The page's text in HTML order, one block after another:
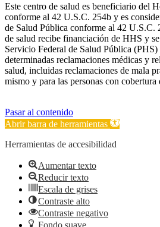
Este centro de salud es beneficiario del
conforme al 42 U.S.C. 254b y es
de Salud Pública conforme al 42 U.S.C.
de salud recibe financiación de HHS y
Servicio Federal de Salud Pública (PHS)
determinadas reclamaciones médicas y
salud, incluidas reclamaciones de mala
mismo y para las personas con cobertura
Pasar al contenido
Abrir barra de herramientas
Herramientas de accesibilidad
Aumentar texto
Reducir texto
Escala de grises
Contraste alto
Contraste negativo